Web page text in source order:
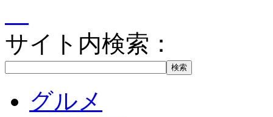
サイト内検索：
グルメ